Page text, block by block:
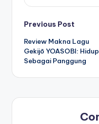
Post
navigation
Previous Post
Review Makna Lagu
Gekijō YOASOBI: Hidup
Sebagai Panggung